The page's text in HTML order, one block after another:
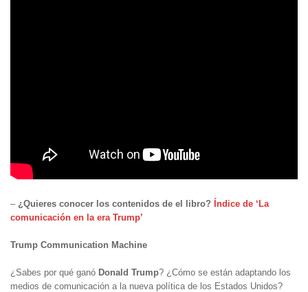
– ¿Quieres conocer los contenidos de el libro? Índice de ‘La
comunicación en la era Trump’
Trump Communication Machine
¿Sabes por qué ganó Donald Trump? ¿Cómo se están adaptando los
medios de comunicación a la nueva política de los Estados Unidos?